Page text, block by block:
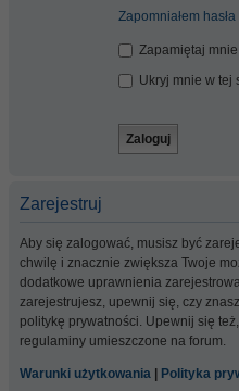
Zapomniałem hasła
Zapamiętaj mnie
Ukryj mnie w tej
Zarejestruj
Aby się zalogować, musisz być
chwilę i znacznie zwiększa Twoje
dodatkowe uprawnienia
zarejestrujesz, upewnij się, czy
politykę prywatności. Upewnij się
regulaminy umieszczone na forum.
Warunki użytkowania Polityka